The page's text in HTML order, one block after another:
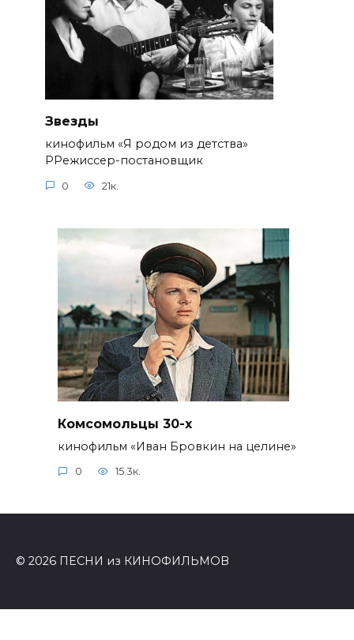
Звезды
кинофильм «Я родом из детства»
РРежиссер-постановщик
0 21к.
Комсомольцы 30-x
кинофильм «Иван Бровкин на целине»
0 15.3к.
© 2026 ПЕСНИ из КИНОФИЛЬМОВ